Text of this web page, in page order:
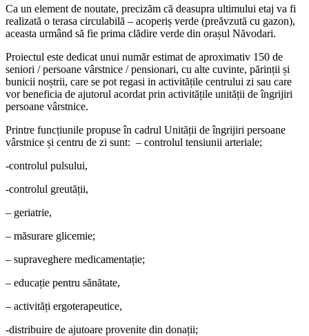
Ca un element de noutate, precizăm că deasupra ultimului etaj va fi
realizată o terasa circulabilă – acoperiș verde (preăvzută cu gazon),
aceasta urmând să fie prima clădire verde din orașul Năvodari.
Proiectul este dedicat unui număr estimat de aproximativ 150 de
seniori / persoane vârstnice / pensionari, cu alte cuvinte, părinții și
bunicii noștrii, care se pot regasi in activitățile centrului zi sau care
vor beneficia de ajutorul acordat prin activitățile unității de îngrijiri
persoane vârstnice.
Printre funcțiunile propuse în cadrul Unității de îngrijiri persoane
vârstnice și centru de zi sunt: – controlul tensiunii arteriale;
-controlul pulsului,
-controlul greutății,
– geriatrie,
– măsurare glicemie;
– supraveghere medicamentație;
– educație pentru sănătate,
– activități ergoterapeutice,
-distribuire de ajutoare provenite din donații;